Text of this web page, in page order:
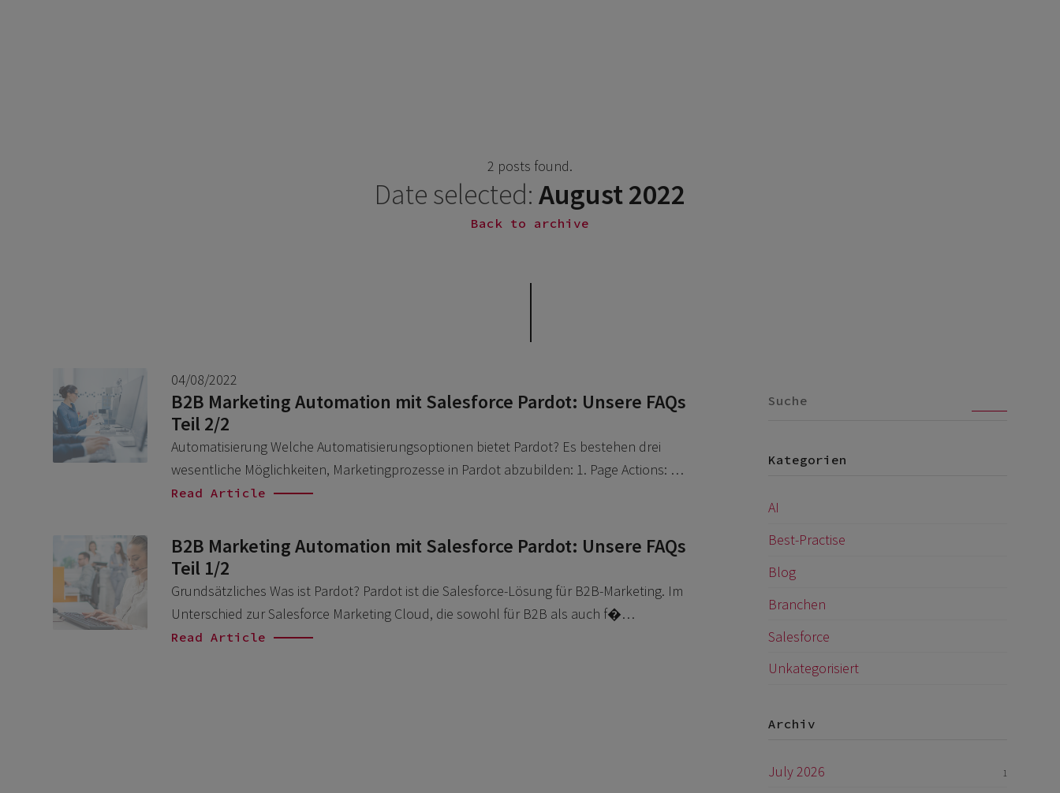
2 posts found.
Date selected: August 2022
Back to archive
Kategorien
AI
Best-Practise
Blog
Branchen
Salesforce
Unkategorisiert
Archiv
July 2026 1
04/08/2022
B2B Marketing Automation mit Salesforce Pardot: Unsere FAQs
Teil 2/2
Automatisierung Welche Automatisierungsoptionen bietet Pardot? Es bestehen drei
wesentliche Möglichkeiten, Marketingprozesse in Pardot abzubilden: 1. Page Actions: …
Read Article
B2B Marketing Automation mit Salesforce Pardot: Unsere FAQs
Teil 1/2
Grundsätzliches Was ist Pardot? Pardot ist die Salesforce-Lösung für B2B-Marketing. Im
Unterschied zur Salesforce Marketing Cloud, die sowohl für B2B als auch f�…
Read Article